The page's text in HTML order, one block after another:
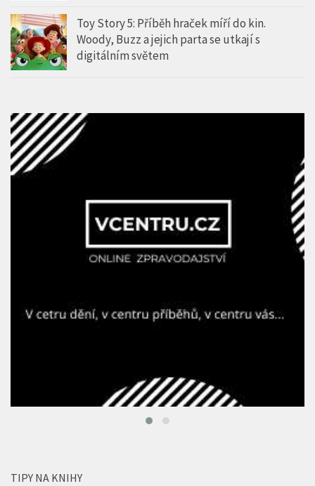
Toy Story 5: Příběh hraček míří do kin.
Woody, Buzz a jejich parta se utkají s
digitálním světem
TIPY NA KNIHY